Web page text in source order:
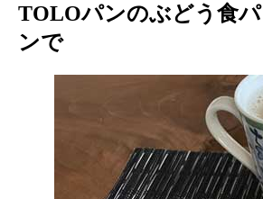
TOLOパンのぶどう食パ
ンで